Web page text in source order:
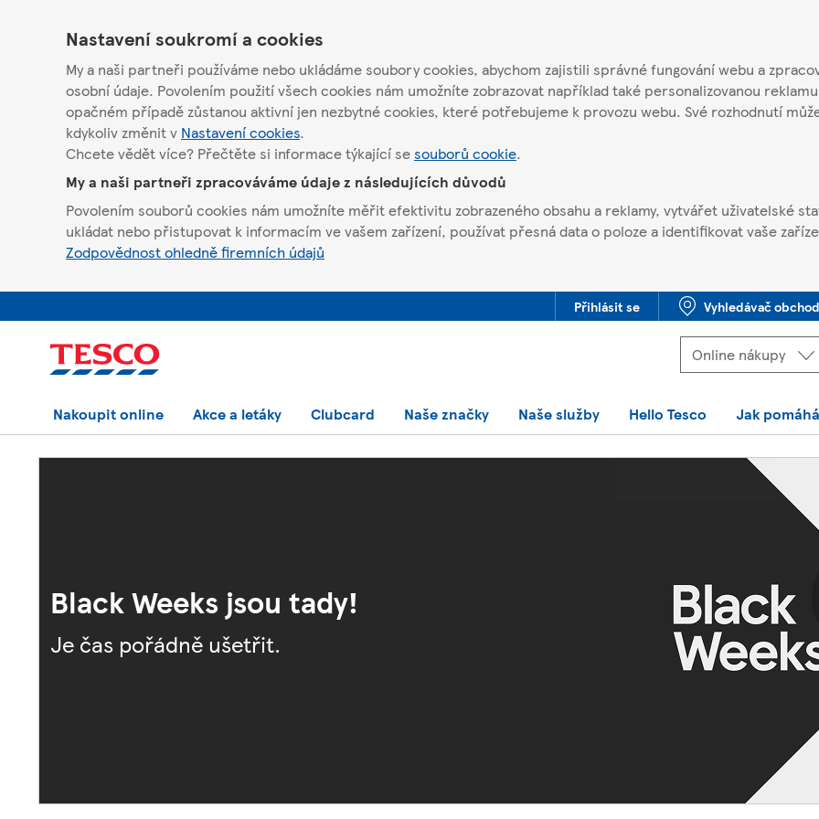
Nastavení soukromí a cookies
My a naši partneři používáme nebo ukládáme soubory cookies, abychom zajistili správné fungování webu a
osobní údaje. Povolením použití všech cookies nám umožníte zobrazovat například také personalizovanou
opačném případě zůstanou aktivní jen nezbytné cookies, které potřebujeme k provozu webu. Své rozhodnutí
kdykoliv změnit v Nastavení cookies.
Chcete vědět více? Přečtěte si informace týkající sesouborů cookie.
My a naši partneři zpracováváme údaje z následujících důvodů
Povolením souborů cookies nám umožníte měřit efektivitu zobrazeného obsahu a reklamy, vytvářet uživatelské
ukládat nebo přistupovat k informacím ve vašem zařízení, používat přesná data o poloze a identifikovat vaše
Zodpovědnost ohledně firemních údajů
Jste offline. Některé funkce mohou být nedostupné.
Přihlásit se Vyhledávač
Vybrat
Online nákupy
Nakoupit online Akce a letáky Clubcard Naše značky Naše služby Hello Tesco Jak
Black Weeks jsou tady!
Je čas pořádně ušetřit.